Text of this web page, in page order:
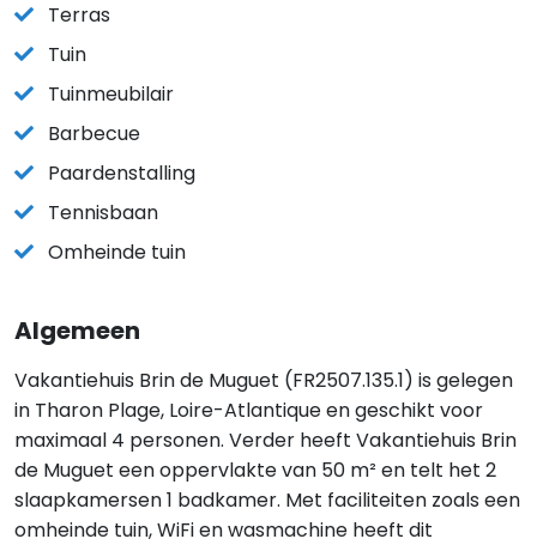
Terras
Tuin
Tuinmeubilair
Barbecue
Paardenstalling
Tennisbaan
Omheinde tuin
Algemeen
Vakantiehuis Brin de Muguet (FR2507.135.1) is gelegen
in Tharon Plage, Loire-Atlantique en geschikt voor
maximaal 4 personen. Verder heeft Vakantiehuis Brin
de Muguet een oppervlakte van 50 m² en telt het 2
slaapkamersen 1 badkamer. Met faciliteiten zoals een
omheinde tuin, WiFi en wasmachine heeft dit